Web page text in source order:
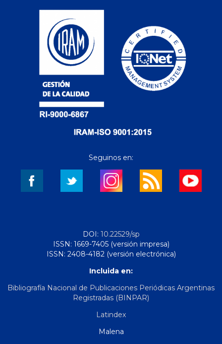
Seguinos en:
DOI: 10.22529/sp
ISSN: 1669-7405 (versión impresa)
ISSN: 2408-4182 (versión electrónica)
Incluida en:
Bibliografía Nacional de Publicaciones Periódicas Argentinas
Registradas (BINPAR)
Latindex
Malena